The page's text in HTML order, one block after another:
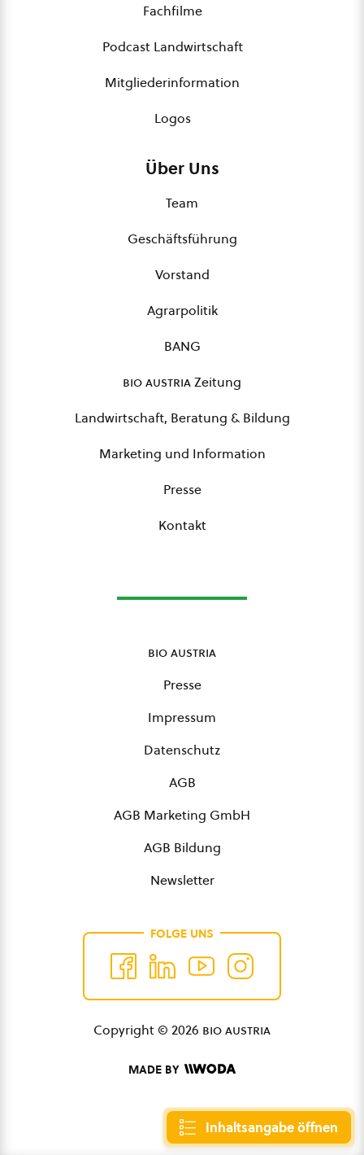
Inhaltsangabe öffnen
Fachfilme
Podcast Landwirtschaft
Mitgliederinformation
Logos
Über Uns
Team
Geschäftsführung
Vorstand
Agrarpolitik
BANG
bio austriaZeitung
Landwirtschaft, Beratung & Bildung
Marketing und Information
Presse
Kontakt
bio austria
Presse
Impressum
Datenschutz
AGB
AGB Marketing GmbH
AGB Bildung
Newsletter
FOLGE UNS
Copyright © 2026 bio austria
MADE BY